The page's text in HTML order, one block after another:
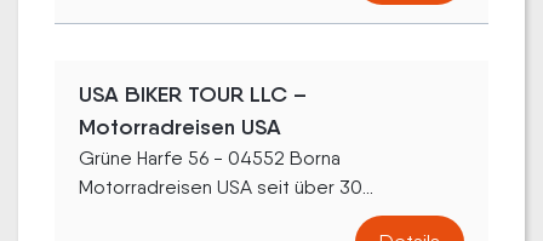
USA BIKER TOUR LLC –
Motorradreisen USA
Grüne Harfe 56 - 04552 Borna
Motorradreisen USA seit über 30...